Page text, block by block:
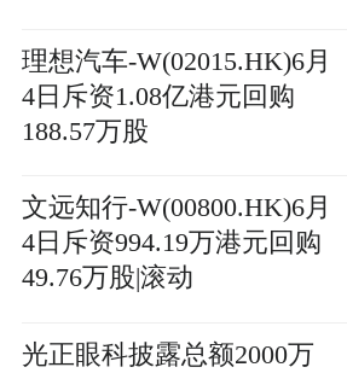
限公司
理想汽车-W(02015.HK)6月
4日斥资1.08亿港元回购
188.57万股
文远知行-W(00800.HK)6月
4日斥资994.19万港元回购
49.76万股|滚动
光正眼科披露总额2000万